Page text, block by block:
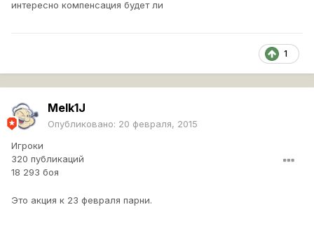
интересно компенсация будет ли
1
Melk1J
Опубликовано: 20 февраля, 2015
Игроки
320 публикаций
18 293 боя
Это акция к 23 февраля парни.